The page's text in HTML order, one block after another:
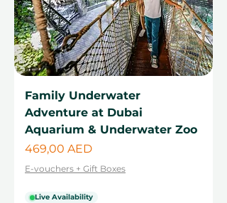
Family Underwater
Adventure at Dubai
Aquarium & Underwater Zoo
Cena
469,00 AED
E-vouchers + Gift Boxes
Live Availability